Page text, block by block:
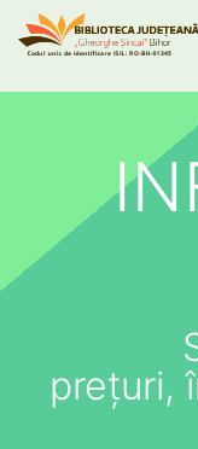
prețuri,